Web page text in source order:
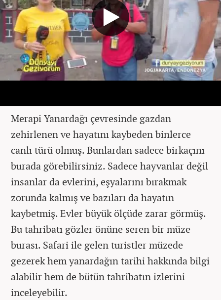
Merapi Yanardağı çevresinde gazdan
zehirlenen ve hayatını kaybeden binlerce
canlı türü olmuş. Bunlardan sadece birkaçını
burada görebilirsiniz. Sadece hayvanlar değil
insanlar da evlerini, eşyalarını bırakmak
zorunda kalmış ve bazıları da hayatın
kaybetmiş. Evler büyük ölçüde zarar görmüş.
Bu tahribatı gözler önüne seren bir müze
burası. Safari ile gelen turistler müzede
gezerek hem yanardağın tarihi hakkında bilgi
alabilir hem de bütün tahribatın izlerini
inceleyebilir.